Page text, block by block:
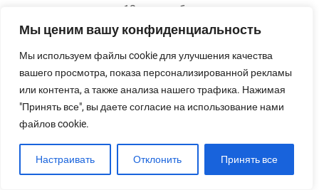
Мы ценим вашу конфиденциальность
Мы используем файлы cookie для улучшения качества
вашего просмотра, показа персонализированной рекламы
или контента, а также анализа нашего трафика. Нажимая
"Принять все", вы даете согласие на использование нами
файлов cookie.
Настраивать Отклонить Принять все
протяжении первых 12 недель беременности в дозе
400 мкг в день. Назначение фолиевой кислоты на
риск рождения ребенка с дефектом нервной трубки
(например, анэнцефалией или расщеплением
позвоночника).
Беременной пациентке рекомендовано назначить
пероральный прием препаратов йода (калия йодида)
на протяжении всей беременности в дозе 200 мкг в